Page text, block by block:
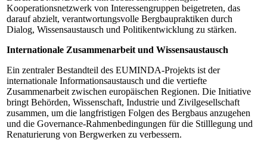
Kooperationsnetzwerk von Interessengruppen beigetreten, das
darauf abzielt, verantwortungsvolle Bergbaupraktiken durch
Dialog, Wissensaustausch und Politikentwicklung zu stärken.
Internationale Zusammenarbeit und Wissensaustausch
Ein zentraler Bestandteil des EUMINDA-Projekts ist der
internationale Informationsaustausch und die vertiefte
Zusammenarbeit zwischen europäischen Regionen. Die Initiative
bringt Behörden, Wissenschaft, Industrie und Zivilgesellschaft
zusammen, um die langfristigen Folgen des Bergbaus anzugehen
und die Governance-Rahmenbedingungen für die Stilllegung und
Renaturierung von Bergwerken zu verbessern.